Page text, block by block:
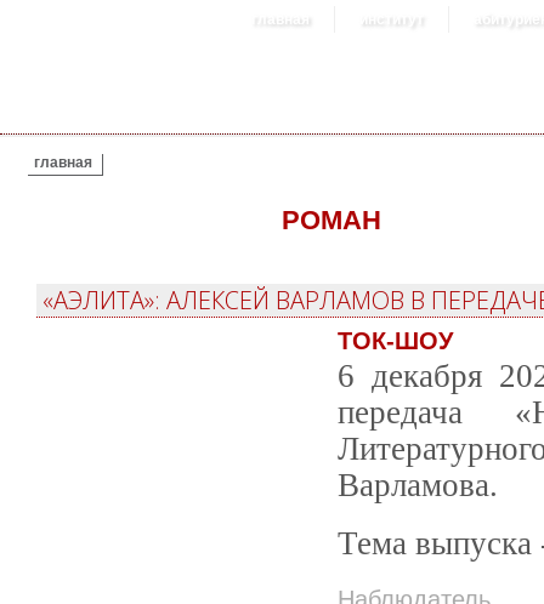
главная институт
ВЫ ЗДЕСЬ
главная
РОМАН
«АЭЛИТА»: АЛЕКСЕЙ ВАРЛАМОВ В
ТОК-ШОУ
6 декабря
передача
Варламова.
Тема выпуска